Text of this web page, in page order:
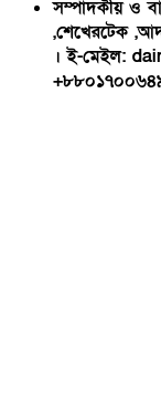
সম্পাদকীয় ও
,শেখেরটেক
। ই-মেইল: